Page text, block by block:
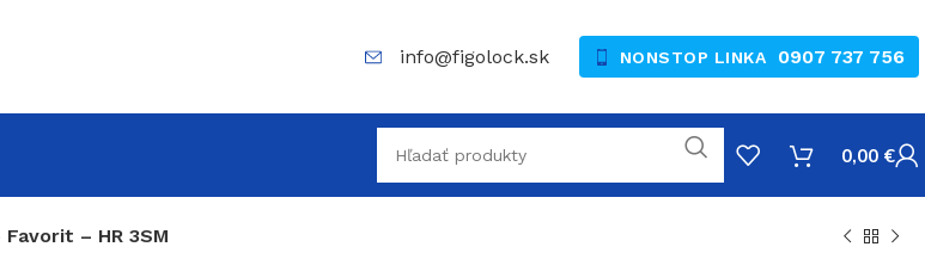
info@figolock.sk NONSTOP LINKA 0907 737 756
0,00 €
– HR 3SM